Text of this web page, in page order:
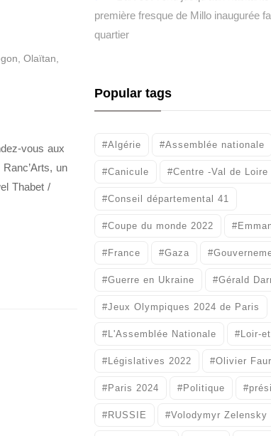
Olaïtan
vous aux
un
Thabet /
première fresque de Millo inaugurée
quartier
Popular tags
#Algérie #Assemblée nationale
#Canicule #Centre -Val de Loire
#Conseil départemental 41
#Coupe du monde 2022
#France #Gaza
#Guerre en Ukraine #Gérald
#Jeux Olympiques 2024 de Paris
#L'Assemblée Nationale #Loir-
#Législatives 2022 #Olivier
#Paris 2024 #Politique
#RUSSIE #Volodymyr Zelensky